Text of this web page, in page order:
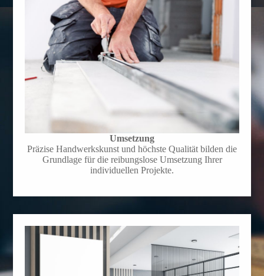
Umsetzung
Präzise Handwerkskunst und höchste Qualität bilden die
Grundlage für die reibungslose Umsetzung Ihrer
individuellen Projekte.